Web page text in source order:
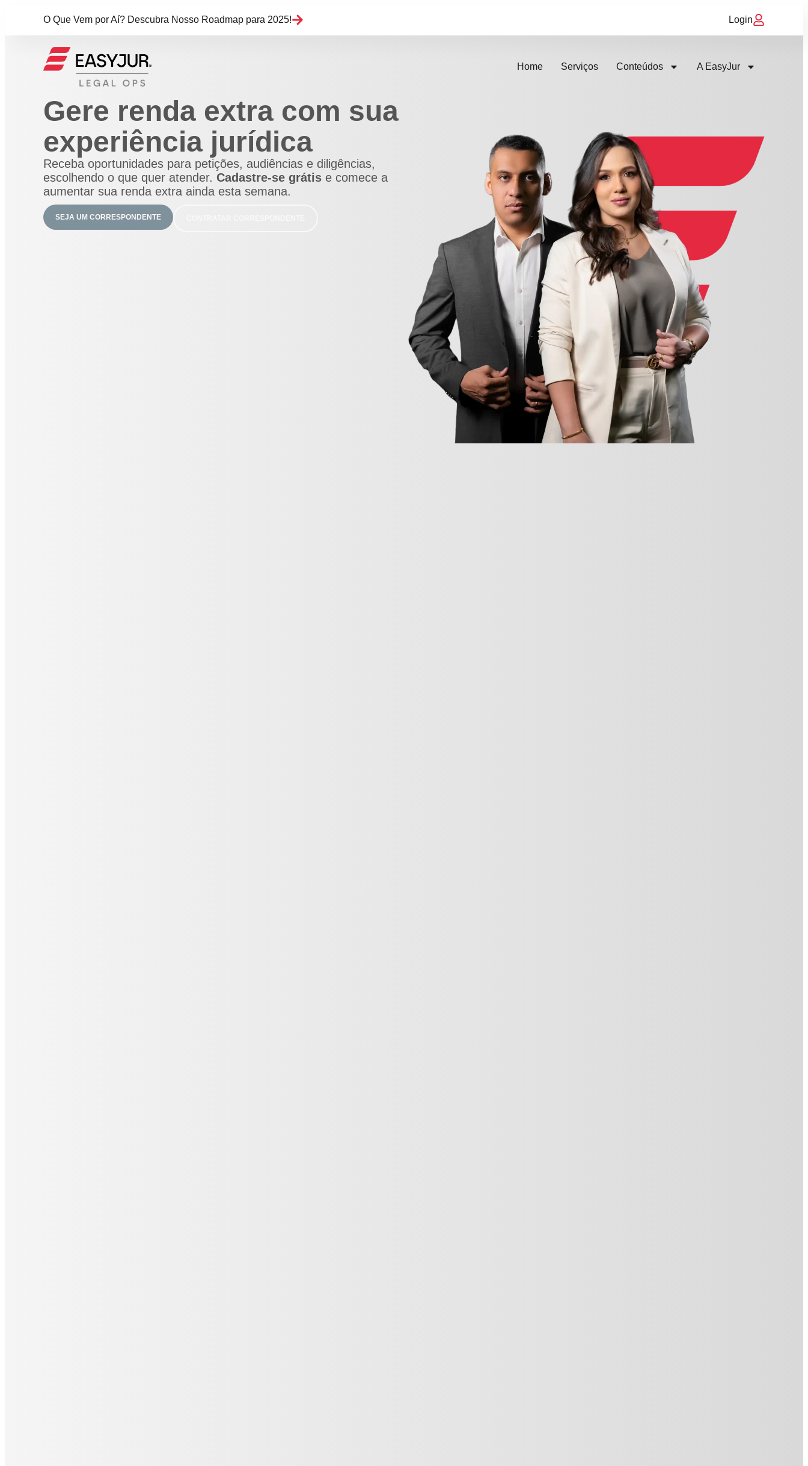
O Que Vem por Aí? Descubra Nosso Roadmap para 2025! Login
Home Serviços Conteúdos A EasyJur
Gere renda extra com sua
experiência jurídica
Receba oportunidades para petições, audiências e diligências,
escolhendo o que quer atender. Cadastre-se grátis e comece a
aumentar sua renda extra ainda esta semana.
SEJA UM CORRESPONDENTE